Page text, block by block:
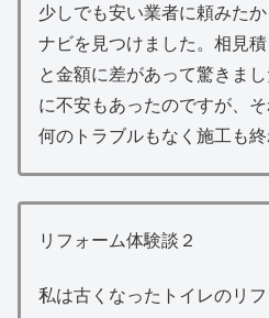
少しでも安い業者に頼みた
ナビを見つけました。相見
と金額に差があって驚きま
に不安もあったのですが、そ
何のトラブルもなく施工も終
リフォーム体験談２
私は古くなったトイレのリ